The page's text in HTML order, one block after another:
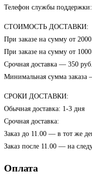
Телефон службы
СТОИМОСТЬ ДОСТАВКИ:
При заказе на сумму от
При заказе на сумму от
Срочная доставка — 350 руб.
Минимальная сумма заказа
СРОКИ ДОСТАВКИ:
Обычная доставка: 1-3 дня
Срочная доставка:
Заказ до 11.00 — в тот же
Заказ после 11.00 — на
Оплата